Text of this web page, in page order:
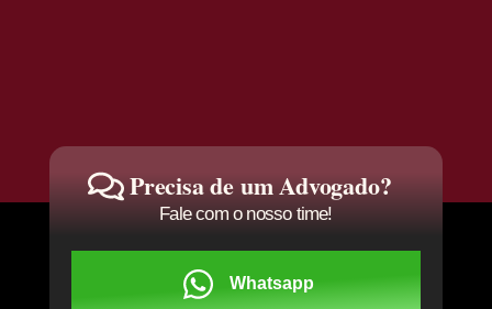
Precisa de um Advogado?
Fale com o nosso time!
Whatsapp